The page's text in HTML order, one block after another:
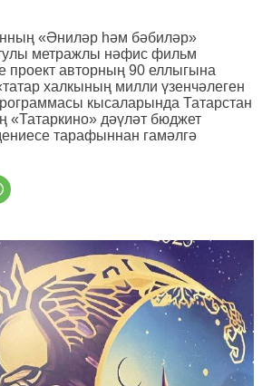
«Әниләр һәм бәбиләр»
метражлы нәфис фильм
проект авторның 90 еллыгына
халкының милли үзенчәлеген
кысаларында Татарстан
«Татаркино» дәүләт бюджет
тарафыннан гамәлгә